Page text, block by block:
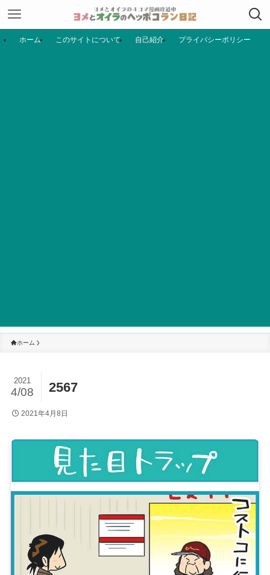
ホーム このサイトについて 自己紹介 プライバシーポリシー
ホーム
2567
2021
4/08
2021年4月8日